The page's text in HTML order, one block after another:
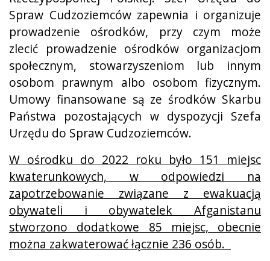
Spraw Cudzoziemców zapewnia i organizuje
prowadzenie ośrodków, przy czym może
zlecić prowadzenie ośrodków organizacjom
społecznym, stowarzyszeniom lub innym
osobom prawnym albo osobom fizycznym.
Umowy finansowane są ze środków Skarbu
Państwa pozostających w dyspozycji Szefa
Urzędu do Spraw Cudzoziemców.
W ośrodku do 2022 roku było 151 miejsc
kwaterunkowych, w odpowiedzi na
zapotrzebowanie związane z ewakuacją
obywateli i obywatelek Afganistanu
stworzono dodatkowe 85 miejsc, obecnie
można zakwaterować łącznie 236 osób.